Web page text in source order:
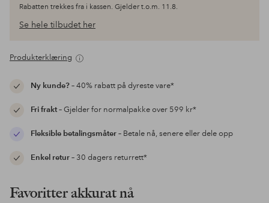
Rabatten trekkes fra i kassen. Gjelder t.o.m. 11.8.
Se hele tilbudet her
Produkterklæring
Ny kunde?– 40% rabatt på dyreste vare*
Fri frakt– Gjelder for normalpakke over 599 kr*
Fleksible betalingsmåter– Betale nå, senere eller dele opp
Enkel retur– 30 dagers returrett*
Favoritter akkurat nå